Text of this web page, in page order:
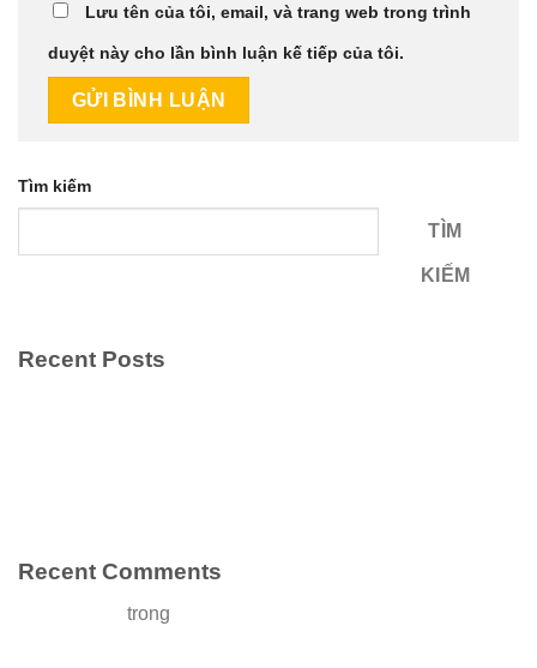
Lưu tên của tôi, email, và trang web trong trình
duyệt này cho lần bình luận kế tiếp của tôi.
Tìm kiếm
TÌM
KIẾM
Recent Posts
Recent Comments
trong